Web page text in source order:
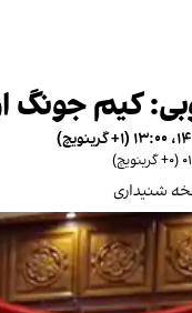
کیم جونگ
شنیداری